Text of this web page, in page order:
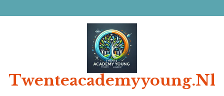
naar
Twenteacademyyoung.nl